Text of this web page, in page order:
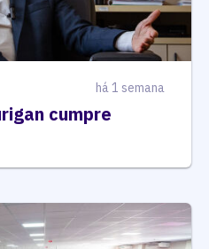
há 1 semana
cumpre